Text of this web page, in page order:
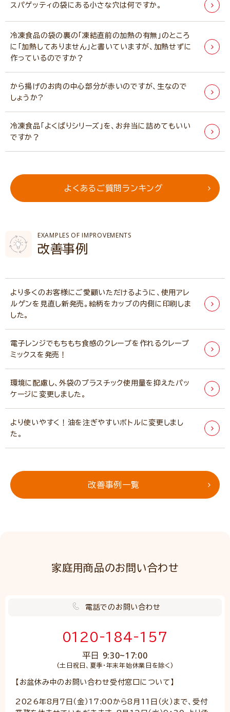
よくあるご質問ランキング
スパゲッティの袋にある小さな穴は何ですか。
冷凍食品の袋の裏の｢凍結直前の加熱の有無」のところ
に｢加熱してありません｣と書いていますが、加熱せずに
作っているのですか？
から揚げのお肉の中心部分が赤いのですが、生なので
しょうか?
冷凍食品「よくばりシリーズ」を、お弁当に詰めてもいい
ですか？
EXAMPLES OF IMPROVEMENTS
改善事例
改善事例一覧
より多くのお客様にご愛顧いただけるように、使用アレ
ルゲンを見直し新発売。絵柄をカップの内側に印刷しま
した。
電子レンジでもちもち食感のクレープを作れるクレープ
ミックスを発売！
環境に配慮し、外袋のプラスチック使用量を抑えたパッ
ケージに変更しました。
より使いやすく！油を注ぎやすいボトルに変更しまし
た。
家庭用商品のお問い合わせ
電話でのお問い合わせ
0120-184-157
平日 9:30~17:00
(土日祝日、夏季・年末年始休業日を除く)
【お盆休み中のお問い合わせ受付窓口について】
2026年8月7日（金）17:00から8月11日（火）まで、受付